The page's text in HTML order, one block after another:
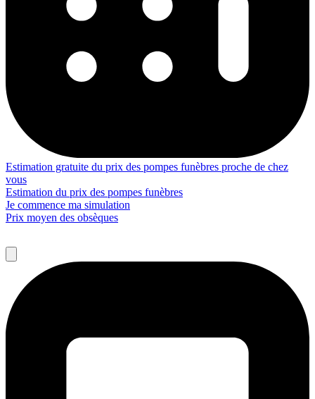
Estimation gratuite du prix des pompes funèbres proche de chez
vous
Estimation du prix des pompes funèbres
Je commence ma simulation
Prix moyen des obsèques